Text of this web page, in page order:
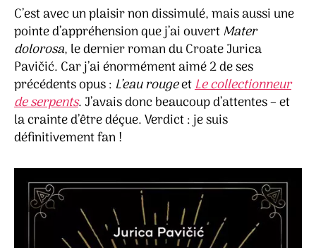
C’est avec un plaisir non dissimulé, mais aussi une
pointe d’appréhension que j’ai ouvertMater
dolorosa, le dernier roman du Croate Jurica
Pavičić. Car j’ai énormément aimé 2 de ses
précédents opus : L’eau rougeetLe collectionneur
de serpents. J’avais donc beaucoup d’attentes – et
la crainte d’être déçue. Verdict : je suis
définitivement fan !